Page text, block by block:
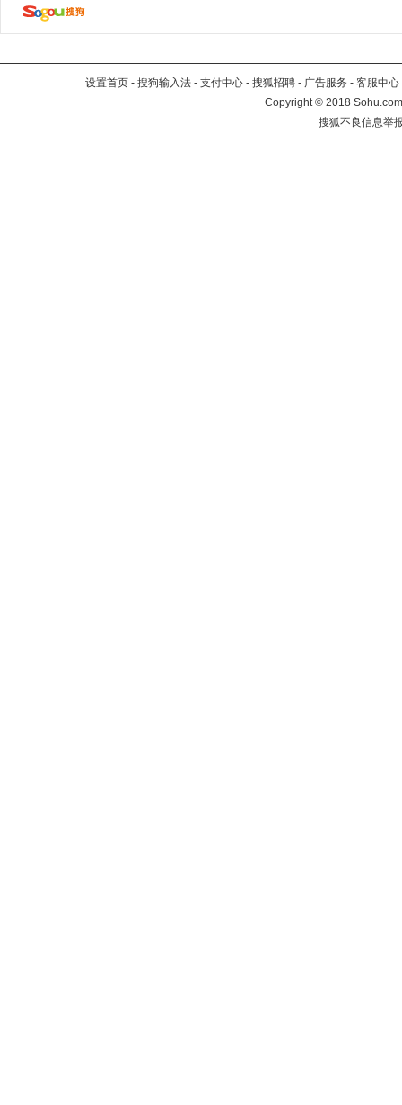
设置首页 - 搜狗输入法 - 支付中心 - 搜狐招聘 - 广告服务 - 客服中心
Copyright©2018
搜狐不良信息举